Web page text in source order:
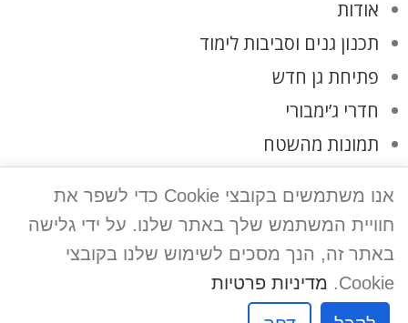
אודות
תכנון גנים וסביבות לימוד
פתיחת גן חדש
חדרי ג’ימבורי
תמונות מהשטח
מדיניות פרטיות
אנו משתמשים בקובצי Cookie כדי לשפר את
חוויית המשתמש שלך באתר שלנו. על ידי גלישה
באתר זה, הנך מסכים לשימוש שלנו בקובצי
Cookie.
מדיניות פרטיות